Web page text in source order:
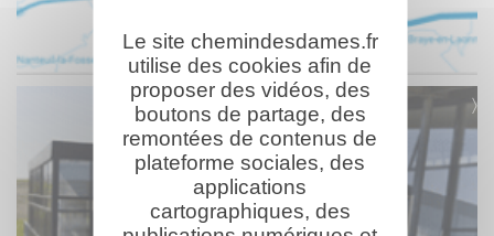
Le site chemindesdames.fr
utilise des cookies afin de
proposer des vidéos, des
boutons de partage, des
remontées de contenus de
plateforme sociales, des
applications
cartographiques, des